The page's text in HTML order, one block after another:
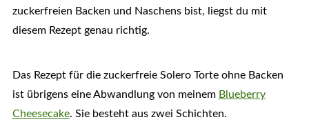
zuckerfreien Backen und Naschens bist, liegst du mit
diesem Rezept genau richtig.
Das Rezept für die zuckerfreie Solero Torte ohne Backen
ist übrigens eine Abwandlung von meinem Blueberry
Cheesecake. Sie besteht aus zwei Schichten.